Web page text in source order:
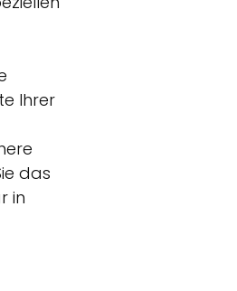
Ihrer
das
in